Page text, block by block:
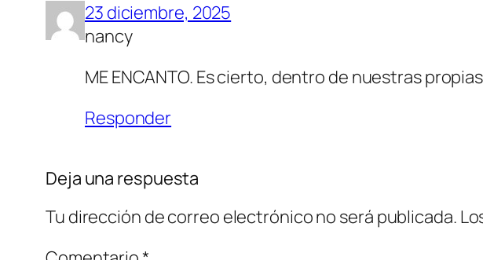
23 diciembre, 2025
nancy
ME ENCANTO. Es cierto, dentro de nuestras
Responder
Deja una respuesta
Tu dirección de correo electrónico no será publicada.